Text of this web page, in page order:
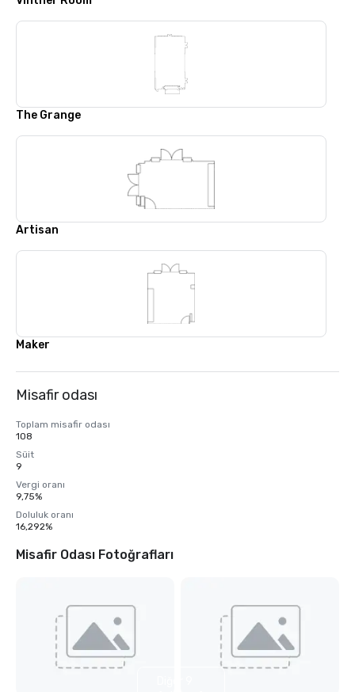
The Grange
Artisan
Maker
Misafir odası
Toplam misafir odası
108
Süit
9
Vergi oranı
9,75%
Doluluk oranı
16,292%
Misafir Odası Fotoğrafları